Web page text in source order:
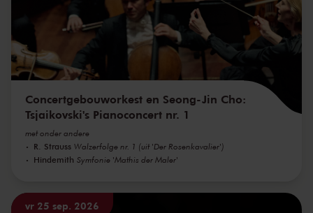
Concertgebouworkest en Seong-Jin Cho:
Tsjaikovski's Pianoconcert nr. 1
met onder andere
R. Strauss Walzerfolge nr. 1 (uit 'Der Rosenkavalier')
Hindemith Symfonie 'Mathis der Maler'
vr 25 sep. 2026